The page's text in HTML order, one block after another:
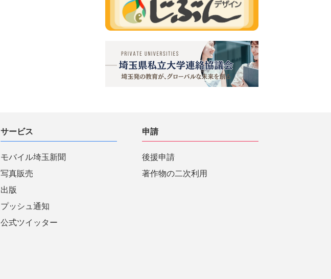
サービス
モバイル埼玉新聞
写真販売
出版
プッシュ通知
公式ツイッター
申請
後援申請
著作物の二次利用